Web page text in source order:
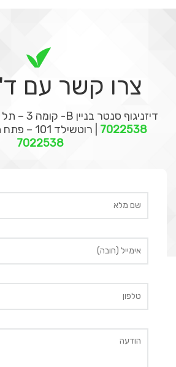
צרו קשר עם
דיזניגוף סנטר בניין B- קומה 3 – תל אביב יפו
7022538
רוטשילד 101 – פתח תקווה
7022538